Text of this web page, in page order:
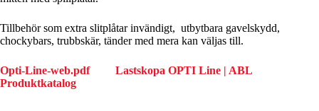
Tillbehör som extra slitplåtar invändigt, utbytbara gavelskydd,
chockybars, trubbskär, tänder med mera kan väljas till.
Opti-Line-web.pdf
Lastskopa OPTI Line | ABL
Produktkatalog